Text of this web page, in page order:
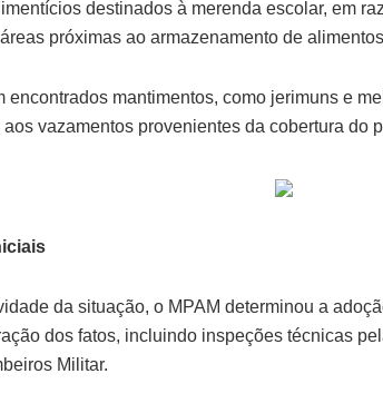
destinados à merenda escolar, em
próximas ao armazenamento de
encontrados mantimentos, como jerimuns e
vazamentos provenientes da cobertura do
da situação, o MPAM determinou a
dos fatos, incluindo inspeções técnicas
Militar.